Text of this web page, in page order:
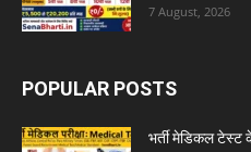
7 August, 2026
POPULAR POSTS
भर्ती मेडिकल